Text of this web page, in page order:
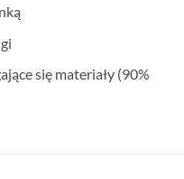
się materiały (90%